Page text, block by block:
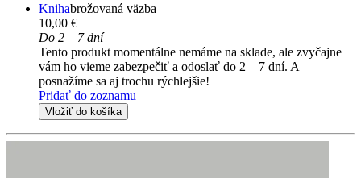
Knihabrožovaná väzba
10,00 €
Do 2 – 7 dní
Tento produkt momentálne nemáme na sklade, ale zvyčajne
vám ho vieme zabezpečiť a odoslať do 2 – 7 dní. A
posnažíme sa aj trochu rýchlejšie!
Pridať do zoznamu
Vložiť do košíka